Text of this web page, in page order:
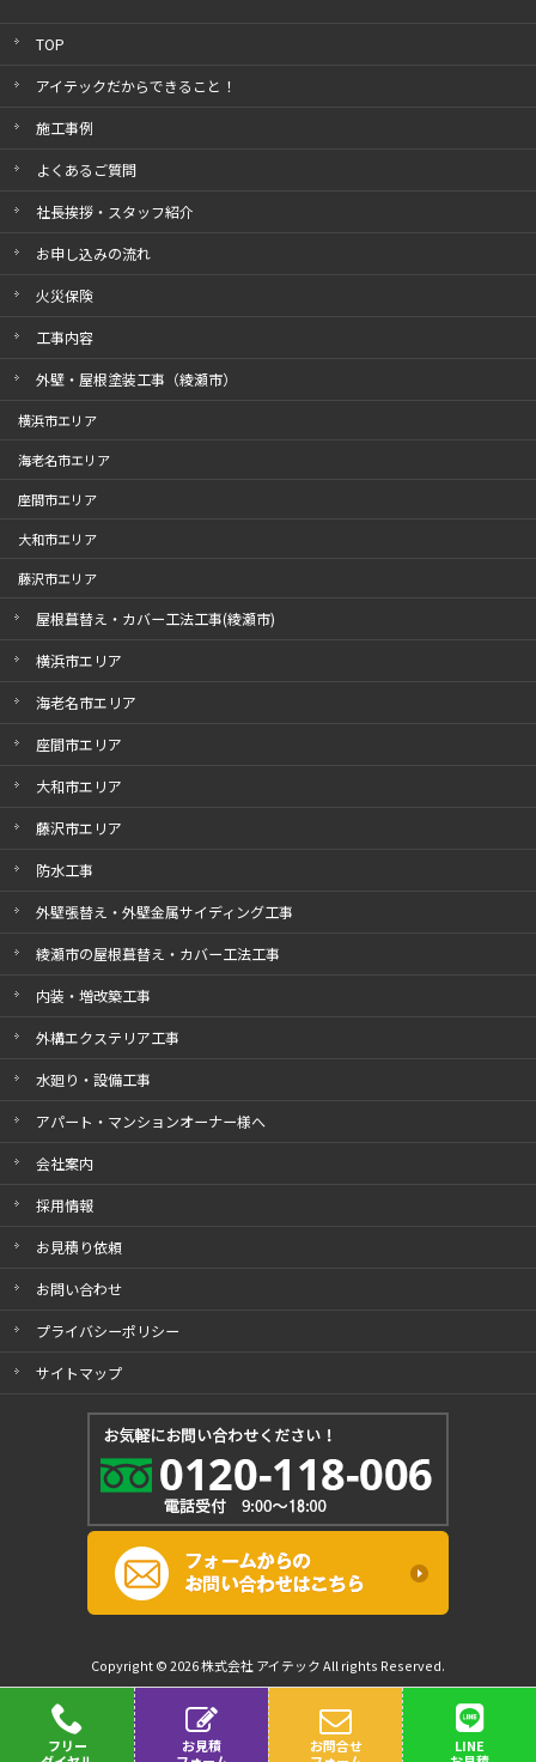
TOP
アイテックだからできること！
施工事例
よくあるご質問
社長挨拶・スタッフ紹介
お申し込みの流れ
火災保険
工事内容
外壁・屋根塗装工事（綾瀬市）
横浜市エリア
海老名市エリア
座間市エリア
大和市エリア
藤沢市エリア
屋根葺替え・カバー工法工事(綾瀬市)
横浜市エリア
海老名市エリア
座間市エリア
大和市エリア
藤沢市エリア
防水工事
外壁張替え・外壁金属サイディング工事
綾瀬市の屋根葺替え・カバー工法工事
内装・増改築工事
外構エクステリア工事
水廻り・設備工事
アパート・マンションオーナー様へ
会社案内
採用情報
お見積り依頼
お問い合わせ
プライバシーポリシー
サイトマップ
Copyright © 2026 株式会社 アイテック All rights Reserved.
フリー
お見積
お問合せ
LINE